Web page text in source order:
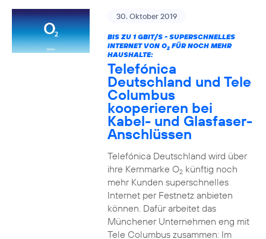
30. Oktober 2019
BIS ZU 1 GBIT/S - SUPERSCHNELLES
INTERNET VON O2FÜR NOCH MEHR
HAUSHALTE:
Telefónica
Deutschland und Tele
Columbus
kooperieren bei
Kabel- und Glasfaser-
Anschlüssen
Telefónica Deutschland wird über
ihre Kernmarke O2künftig noch
mehr Kunden superschnelles
Internet per Festnetz anbieten
können. Dafür arbeitet das
Münchener Unternehmen eng mit
Tele Columbus zusammen: Im